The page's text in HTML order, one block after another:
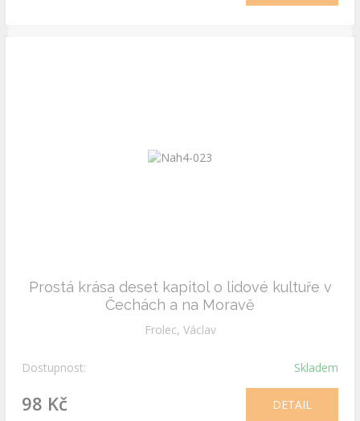
Prostá krása deset kapitol o lidové kultuře v
Čechách a na Moravě
Frolec, Václav
Dostupnost: Skladem
98 Kč DETAIL